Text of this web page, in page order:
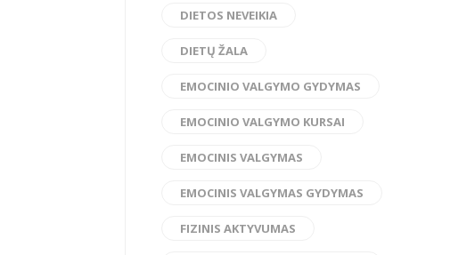
DIETOS NEVEIKIA
DIETŲ ŽALA
EMOCINIO VALGYMO GYDYMAS
EMOCINIO VALGYMO KURSAI
EMOCINIS VALGYMAS
EMOCINIS VALGYMAS GYDYMAS
FIZINIS AKTYVUMAS